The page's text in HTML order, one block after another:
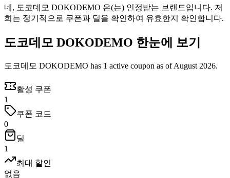
네, 도코데모 DOKODEMO 은(는) 인정받는 브랜드입니다. 저
희는 정기적으로 쿠폰과 딜을 확인하여 유효한지 확인합니다.
도코데모 DOKODEMO 한눈에 보기
도코데모 DOKODEMO has 1 active coupon as of August 2026.
활성 쿠폰
1
쿠폰 코드
0
딜
1
최대 할인
없음